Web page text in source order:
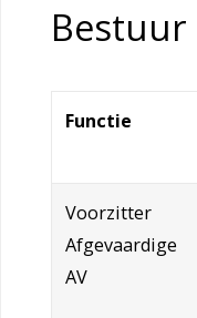
Bestuur
Functie
Voorzitter
Afgevaardige
AV